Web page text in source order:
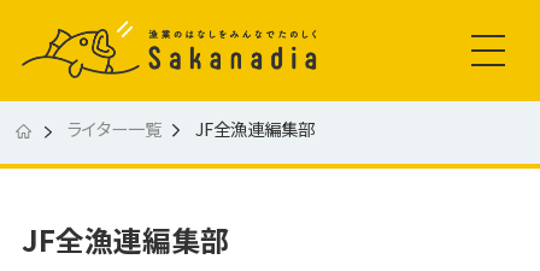
ライター一覧 JF全漁連編集部
JF全漁連編集部